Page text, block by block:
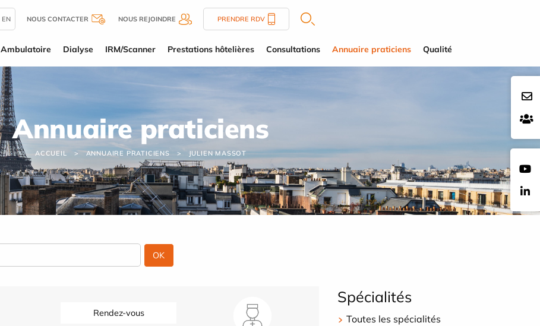
EN NOUS CONTACTER NOUS REJOINDRE PRENDRE RDV
Ambulatoire Dialyse IRM/Scanner Prestations hôtelières Consultations Annuaire praticiens Qualité
Annuaire praticiens
ACCUEIL ANNUAIRE PRATICIENS JULIEN MASSOT
Rendez-vous
Spécialités
Toutes les spécialités